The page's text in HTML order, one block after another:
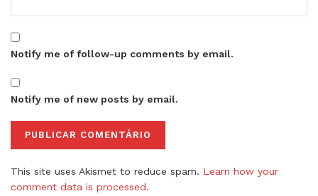
Notify me of follow-up comments by email.
Notify me of new posts by email.
This site uses Akismet to reduce spam. Learn how your
comment data is processed.